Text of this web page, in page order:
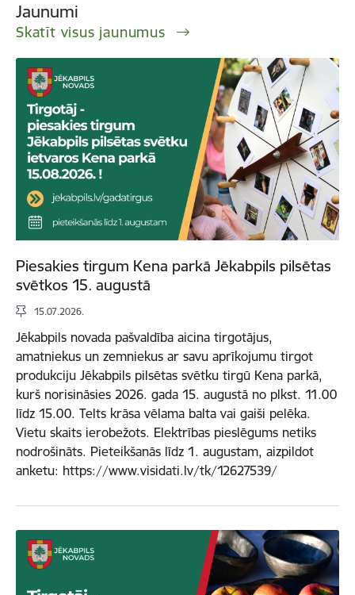
Jaunumi
Skatīt visus jaunumus
Piesakies tirgum Kena parkā Jēkabpils pilsētas
svētkos 15. augustā
15.07.2026.
Jēkabpils novada pašvaldība aicina tirgotājus,
amatniekus un zemniekus ar savu aprīkojumu tirgot
produkciju Jēkabpils pilsētas svētku tirgū Kena parkā,
kurš norisināsies 2026. gada 15. augustā no plkst. 11.00
līdz 15.00. Telts krāsa vēlama balta vai gaiši pelēka.
Vietu skaits ierobežots. Elektrības pieslēgums netiks
nodrošināts. Pieteikšanās līdz 1. augustam, aizpildot
anketu: https://www.visidati.lv/tk/12627539/